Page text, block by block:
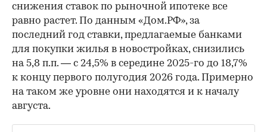
снижения ставок по рыночной ипотеке все
равно растет. По данным «Дом.РФ», за
последний год ставки, предлагаемые банками
для покупки жилья в новостройках, снизились
на 5,8 п.п. — с 24,5% в середине 2025-го до 18,7%
к концу первого полугодия 2026 года. Примерно
на таком же уровне они находятся и к началу
августа.